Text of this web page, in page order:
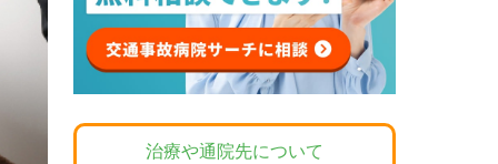
治療や通院先について